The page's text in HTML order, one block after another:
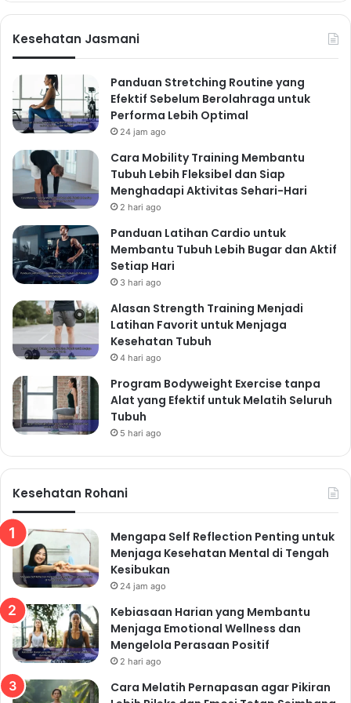
kentang, brokoli, dan bayam. Rebus dalam air atau
kaldu sayur hingga sayuran empuk. Bumbui dengan
menambah rasa. Sup ini kaya akan vitamin dan
mineral, serta rendah kalori. Kamu bisa menambahkan
sedikit pasta atau quinoa untuk menambah
karbohidrat kompleks. Sup sayuran juga merupakan
pilihan menu diet yang sangat baik.
4. Sandwich Tuna Sehat
Sandwich tuna bisa menjadi pilihan makan siang atau
makan malam yang praktis dan bergizi. Campur tuna
kaleng (pilih yang rendah sodium) dengan mayones
rendah lemak, sedikit selada, dan tomat. Isi di antara
dua lembar roti gandum utuh. Roti gandum utuh
memberikan serat yang lebih banyak dibandingkan roti
putih. Sandwich tuna ini merupakan sumber protein
yang baik dan mudah dibuat dalam waktu kurang dari
10 menit. Sebagai alternatif, kamu bisa menggunakan
roti tawar gandum.
Solusinya Tanpa Harus Keluar Banyak Uang
Nggak Perlu Jadi Chef! Ini Cara Makan Sehat
Tanpa Harus Masak Ribet Setiap Hari
5. Telur Orde dengan
Sayuran
Telur merupakan sumber protein yang lengkap dan
mudah dimasak. Goreng atau rebus dua butir telur dan
Kesehatan Jasmani
Panduan Stretching Routine yang
Efektif Sebelum Berolahraga untuk
Performa Lebih Optimal
24 jam ago
Cara Mobility Training Membantu
Tubuh Lebih Fleksibel dan Siap
Menghadapi Aktivitas Sehari-Hari
2 hari ago
Panduan Latihan Cardio untuk
Membantu Tubuh Lebih Bugar dan Aktif
Setiap Hari
3 hari ago
Alasan Strength Training Menjadi
Latihan Favorit untuk Menjaga
Kesehatan Tubuh
4 hari ago
Program Bodyweight Exercise tanpa
Alat yang Efektif untuk Melatih Seluruh
Tubuh
5 hari ago
Kesehatan Rohani
Mengapa Self Reflection Penting untuk
Menjaga Kesehatan Mental di Tengah
Kesibukan
24 jam ago
Kebiasaan Harian yang Membantu
Menjaga Emotional Wellness dan
Mengelola Perasaan Positif
2 hari ago
Cara Melatih Pernapasan agar Pikiran